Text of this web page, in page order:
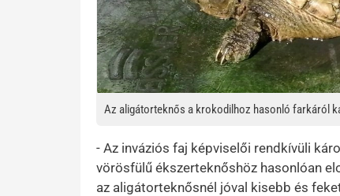
Az aligátorteknős a krokodilhoz hasonló farkáról
- Az inváziós faj képviselői rendkívüli
vörösfülű ékszerteknőshöz hasonlóan
az aligátorteknősnél jóval kisebb és